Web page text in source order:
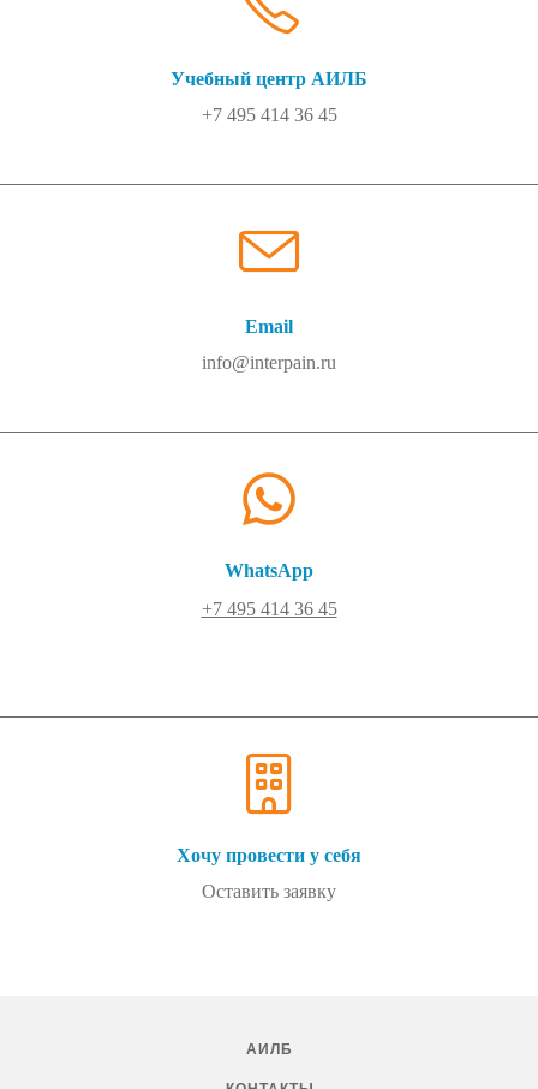
Учебный центр АИЛБ
+7 495 414 36 45
Email
info@interpain.ru
WhatsApp
+7 495 414 36 45
Хочу провести у себя
Оставить заявку
АИЛБ